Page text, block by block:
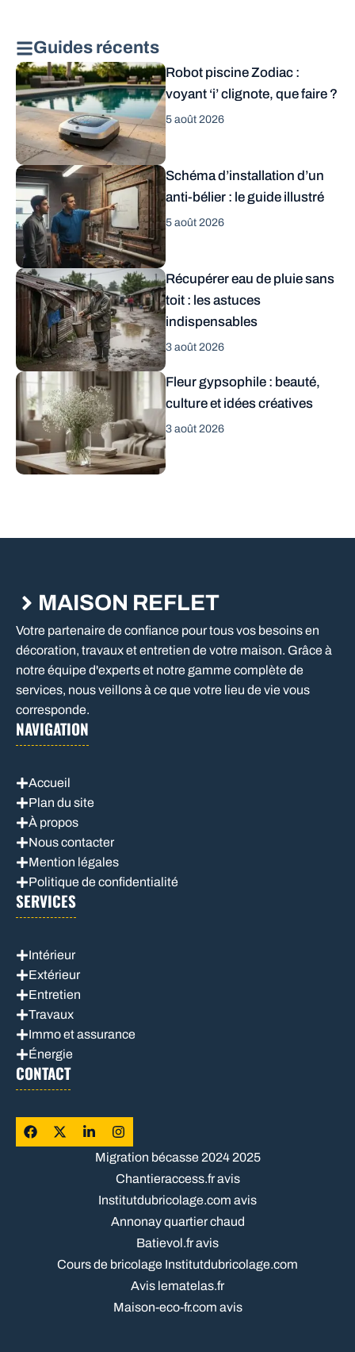
Guides récents
Robot piscine Zodiac :
voyant ‘i’ clignote, que faire ?
5 août 2026
Schéma d’installation d’un
anti-bélier : le guide illustré
5 août 2026
Récupérer eau de pluie sans
toit : les astuces
indispensables
3 août 2026
Fleur gypsophile : beauté,
culture et idées créatives
3 août 2026
MAISON REFLET
Votre partenaire de confiance pour tous vos besoins en
décoration, travaux et entretien de votre maison. Grâce à
notre équipe d'experts et notre gamme complète de
services, nous veillons à ce que votre lieu de vie vous
corresponde.
NAVIGATION
Accueil
Plan du site
À propos
Nous contacter
Mention légales
Politique de confidentialité
SERVICES
Intérieur
Extérieur
Entretien
Travaux
Immo et assurance
Énergie
CONTACT
Migration bécasse 2024 2025
Chantieraccess.fr avis
Institutdubricolage.com avis
Annonay quartier chaud
Batievol.fr avis
Cours de bricolage Institutdubricolage.com
Avis lematelas.fr
Maison-eco-fr.com avis